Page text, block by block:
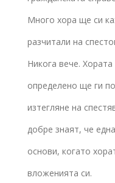
Много хора ще си
разчитали на
Никога вече.
определено ще ги
изтегляне на
добре знаят, че
основи, когато
вложенията си.